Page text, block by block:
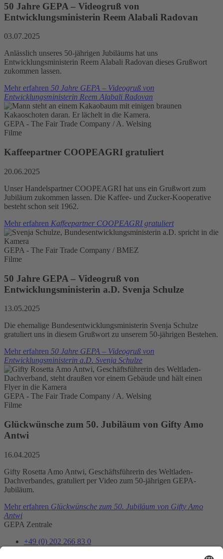
50 Jahre GEPA – Videogruß von
Entwicklungsministerin Reem Alabali Radovan
03.07.2025
Anlässlich unseres 50-jährigen Jubiläums hat uns
Entwicklungsministerin Reem Alabali Radovan dieses Grußwort
zukommen lassen.
Mehr erfahren 50 Jahre GEPA – Videogruß von
Entwicklungsministerin Reem Alabali Radovan
GEPA - The Fair Trade Company / A. Welsing
Filme
Kaffeepartner COOPEAGRI gratuliert
20.06.2025
Unser Handelspartner COOPEAGRI hat uns ein Grußwort zum
Jubiläum zukommen lassen. Die Kaffee- und Zucker-Kooperative
besteht schon seit 1962.
Mehr erfahren Kaffeepartner COOPEAGRI gratuliert
GEPA - The Fair Trade Company / BMEZ
Filme
50 Jahre GEPA – Videogruß von
Entwicklungsministerin a.D. Svenja Schulze
13.05.2025
Die ehemalige Bundesentwicklungsministerin Svenja Schulze
gratuliert uns in diesem Grußwort zu unserem 50-jährigen Bestehen.
Mehr erfahren 50 Jahre GEPA – Videogruß von
Entwicklungsministerin a.D. Svenja Schulze
GEPA - The Fair Trade Company / A. Welsing
Filme
Glückwünsche zum 50. Jubiläum von Gifty Amo
Antwi
16.04.2025
Gifty Rosetta Amo Antwi, Geschäftsführerin des Weltladen-
Dachverbandes, gratuliert per Video zum 50-jährigen GEPA-
Jubiläum.
Mehr erfahren Glückwünsche zum 50. Jubiläum von Gifty Amo
Antwi
GEPA Zentrale
+49 (0) 202 266 83 0